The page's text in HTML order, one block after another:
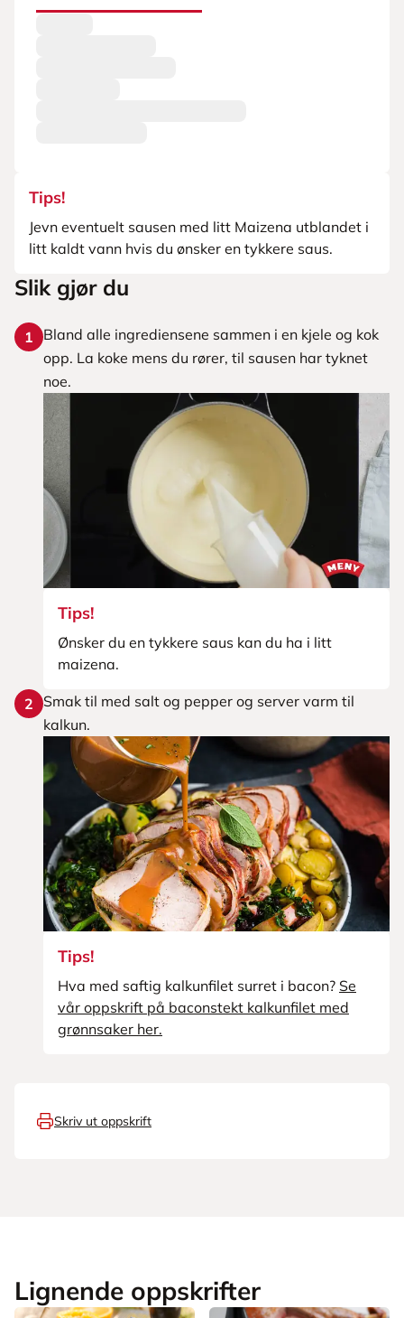
Tips!
Jevn eventuelt sausen med litt Maizena utblandet i
litt kaldt vann hvis du ønsker en tykkere saus.
Slik gjør du
1
Bland alle ingrediensene sammen i en kjele og kok
opp. La koke mens du rører, til sausen har tyknet
noe.
Tips!
Ønsker du en tykkere saus kan du ha i litt
maizena.
2
Smak til med salt og pepper og server varm til
kalkun.
Tips!
Hva med saftig kalkunfilet surret i bacon? Se
vår oppskrift på baconstekt kalkunfilet med
grønnsaker her.
Skriv ut oppskrift
Lignende oppskrifter